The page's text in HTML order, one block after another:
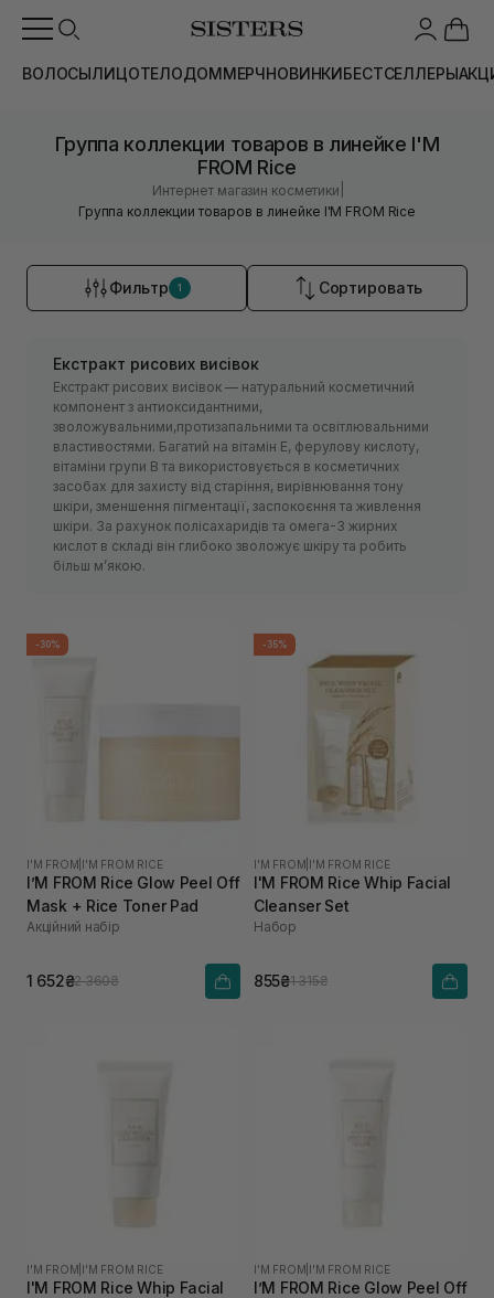
ВОЛОСЫЛИЦОТЕЛОДОММЕРЧНОВИНКИБЕСТСЕЛЛЕРЫ
Группа коллекции товаров в линейке I'M
FROM Rice
Интернет магазин косметики
Группа коллекции товаров в линейке I'M FROM Rice
Фильтр 1 Сортировать
Екстракт рисових висівок
Екстракт рисових висівок — натуральний косметичний
компонент з антиоксидантними,
зволожувальними,протизапальними та освітлювальними
властивостями. Багатий на вітамін Е, ферулову кислоту,
вітаміни групи В та використовується в косметичних
засобах для захисту від старіння, вирівнювання тону
шкіри, зменшення пігментації, заспокоєння та живлення
шкіри. За рахунок полісахаридів та омега-3 жирних
кислот в складі він глибоко зволожує шкіру та робить
більш м’якою.
-30%
I'M FROM I'M FROM RICE
I’M FROM Rice Glow Peel Off
Mask + Rice Toner Pad
Акційний набір
1 652₴2 360₴
-35%
I'M FROM I'M FROM RICE
I'M FROM Rice Whip Facial
Cleanser Set
Набор
855₴1 315₴
I'M FROM I'M FROM RICE
I'M FROM Rice Whip Facial
I'M FROM I'M FROM RICE
I’M FROM Rice Glow Peel Off